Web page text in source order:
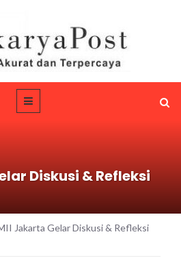
Diskusi & Refleksi
Jakarta Gelar Diskusi & Refleksi